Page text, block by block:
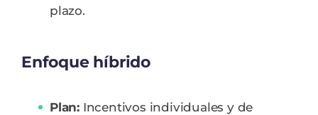
plazo.
Enfoque híbrido
Plan: Incentivos individuales y de